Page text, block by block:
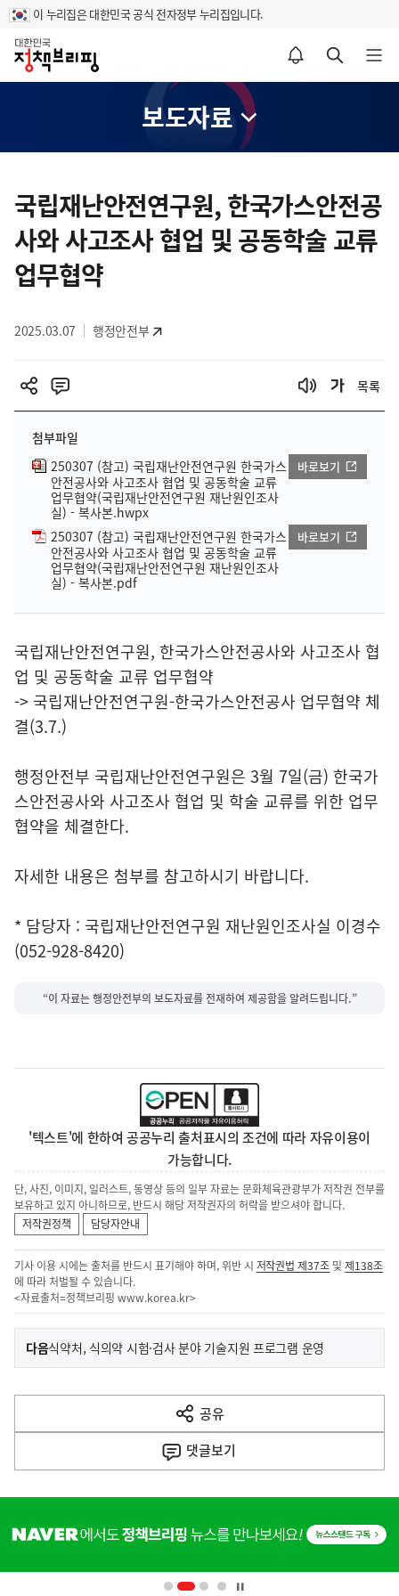
이 누리집은 대한민국 공식 전자정부 누리집입니다.
홈
알림설정 바로가기 검색 바로가기 메뉴 열기
보도자료
텐
츠
영
역
국립재난안전연구원, 한국가스안전공
사와 사고조사 협업 및 공동학술 교류
업무협약
2025.03.07 행정안전부
목록
첨부파일
250307 (참고) 국립재난안전연구원 한국가스
안전공사와 사고조사 협업 및 공동학술 교류
업무협약(국립재난안전연구원 재난원인조사
실) - 복사본.hwpx
바로보기
250307 (참고) 국립재난안전연구원 한국가스
안전공사와 사고조사 협업 및 공동학술 교류
업무협약(국립재난안전연구원 재난원인조사
실) - 복사본.pdf
바로보기
국립재난안전연구원, 한국가스안전공사와 사고조사 협
업 및 공동학술 교류 업무협약
-> 국립재난안전연구원-한국가스안전공사 업무협약 체
결(3.7.)
행정안전부 국립재난안전연구원은 3월 7일(금) 한국가
스안전공사와 사고조사 협업 및 학술 교류를 위한 업무
협약을 체결한다.
자세한 내용은 첨부를 참고하시기 바랍니다.
* 담당자 : 국립재난안전연구원 재난원인조사실 이경수
(052-928-8420)
“이 자료는 행정안전부의 보도자료를 전재하여 제공함을 알려드립니다.”
'텍스트'에 한하여 공공누리 출처표시의 조건에 따라 자유이용이
가능합니다.
단, 사진, 이미지, 일러스트, 동영상 등의 일부 자료는 문화체육관광부가 저작권 전부를
보유하고 있지 아니하므로, 반드시 해당 저작권자의 허락을 받으셔야 합니다.
저작권정책
담당자안내
기사 이용 시에는 출처를 반드시 표기해야 하며, 위반 시 저작권법 제37조 및제138조
에 따라 처벌될 수 있습니다.
<자료출처=정책브리핑 www.korea.kr>
이
전
다
음
다음기
식약처, 식의약 시험·검사 분야 기술지원 프로그램 운영
공유
열
기
댓글보기
단